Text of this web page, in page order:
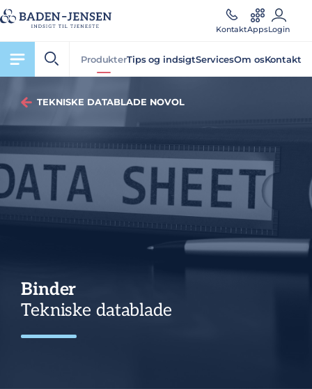
KontaktAppsLogin
ProdukterTips og indsigtServicesOm osKontakt
TEKNISKE DATABLADE NOVOL
Binder
Tekniske datablade